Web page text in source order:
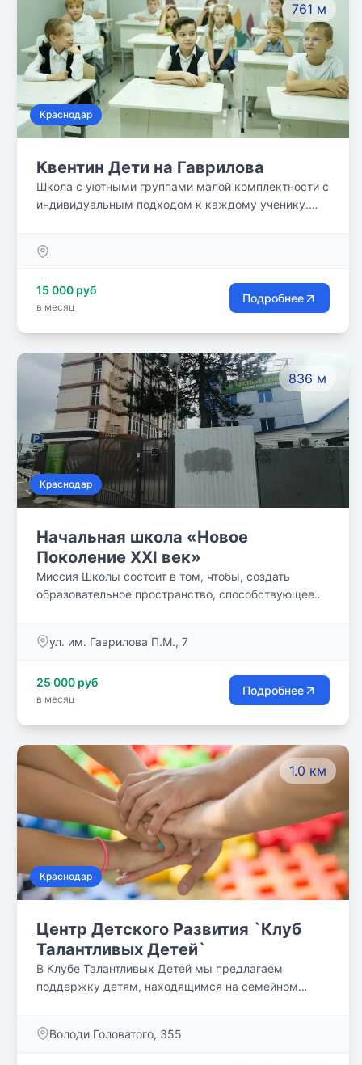
761 м
Краснодар
Квентин Дети на Гаврилова
Школа с уютными группами малой комплектности с
индивидуальным подходом к каждому ученику.
специалисты, которые работают на результат. В
для обучения, царит творческая,
доброжелательная атмосфера.
15 000 руб
в месяц
Подробнее
836 м
Краснодар
Начальная школа «Новое
Поколение XXI век»
Миссия Школы состоит в том, чтобы, создать
образовательное пространство, способствующее
каждого из наших учеников и стремимся наполнить
для них красоту окружающего мира и души
настоящего человека, таким образом создавая для
ул. им. Гаврилова П.М., 7
25 000 руб
в месяц
Подробнее
1.0 км
Краснодар
Центр Детского Развития `Клуб
Талантливых Детей`
В Клубе Талантливых Детей мы предлагаем
поддержку детям, находящимся на семейном
развивает свои таланты, стремясь к саморазвитию
Володи Головатого, 355